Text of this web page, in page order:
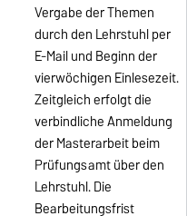
Vergabe der Themen
durch den Lehrstuhl per
E-Mail und Beginn der
vierwöchigen Einlesezeit.
Zeitgleich erfolgt die
verbindliche Anmeldung
der Masterarbeit beim
Prüfungsamt über den
Lehrstuhl. Die
Bearbeitungsfrist